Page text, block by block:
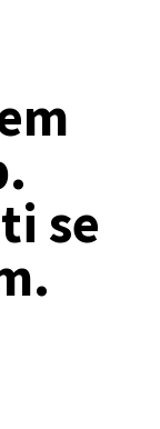
se
Rozcestník po
Jak se dostat na
Newsletter
Zaregistrujte se a